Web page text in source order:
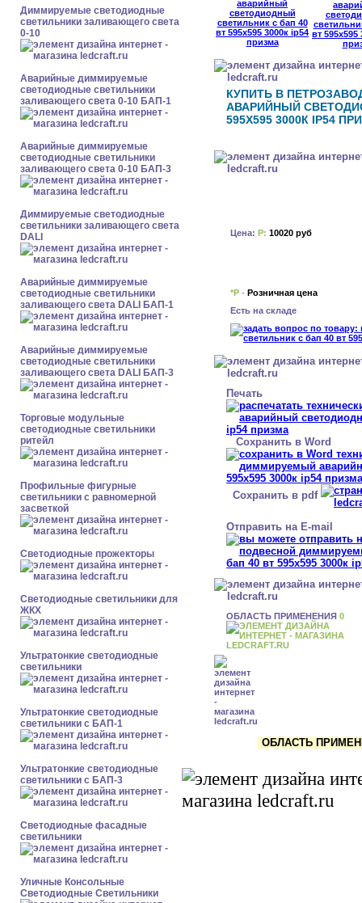
Диммируемые светодиодные
светильники заливающего света
0-10
Аварийные диммируемые
светодиодные светильники
заливающего света 0-10 БАП-1
Аварийные диммируемые
светодиодные светильники
заливающего света 0-10 БАП-3
Диммируемые светодиодные
светильники заливающего света
DALI
Аварийные диммируемые
светодиодные светильники
заливающего света DALI БАП-1
Аварийные диммируемые
светодиодные светильники
заливающего света DALI БАП-3
Торговые модульные
светодиодные светильники
ритейл
Профильные фигурные
светильники с равномерной
засветкой
Светодиодные прожекторы
Светодиодные светильники для
ЖКХ
Ультратонкие светодиодные
светильники
Ультратонкие светодиодные
светильники с БАП-1
Ультратонкие светодиодные
светильники с БАП-3
Светодиодные фасадные
светильники
Уличные Консольные
Светодиодные Светильники
КУПИТЬ В
АВАРИЙНЫЙ
595X595 3000К IP54
Цена: Р: 10020 руб
*Р - Розничная цена
Есть на складе
Печать
Сохранить в Word
Сохранить в pdf
Отправить на E-mail
ОБЛАСТЬ ПРИМЕНЕНИЯ 0
ОБЛАСТЬ